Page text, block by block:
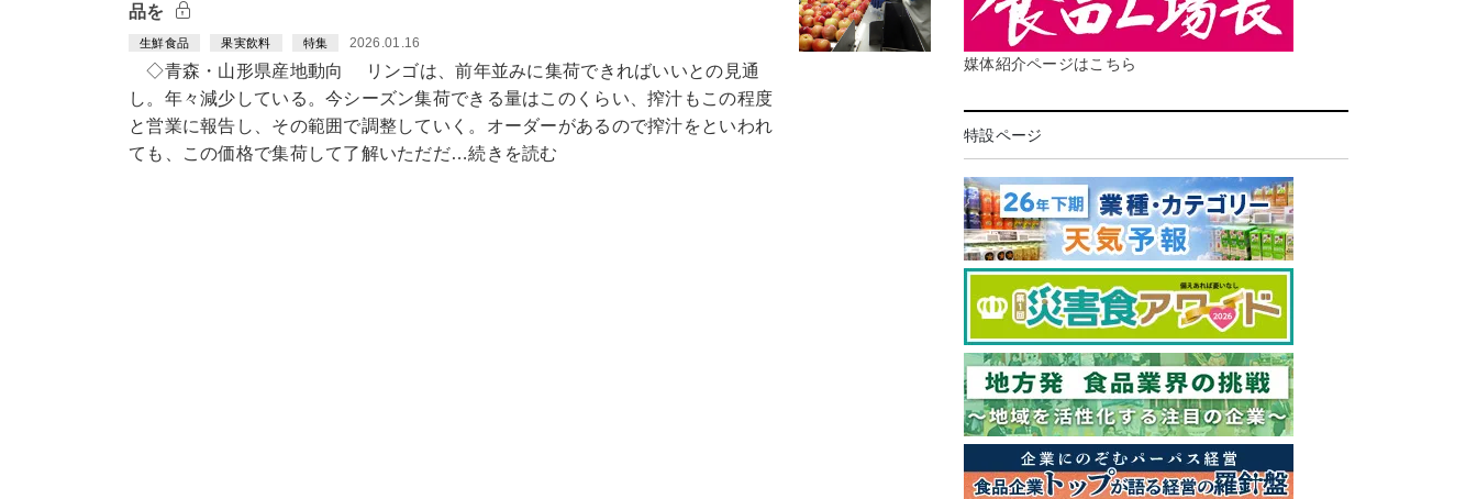
品を
生鮮食品 果実飲料 特集 2026.01.16
◇青森・山形県産地動向 リンゴは、前年並みに集荷できればいいとの見通
し。年々減少している。今シーズン集荷できる量はこのくらい、搾汁もこの程度
と営業に報告し、その範囲で調整していく。オーダーがあるので搾汁をといわれ
ても、この価格で集荷して了解いただだ…続きを読む
媒体紹介ページはこちら
特設ページ